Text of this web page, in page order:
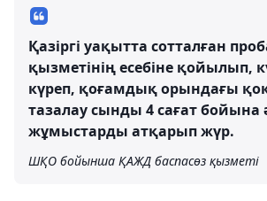
Қазіргі уақытта сотталған
қызметінің есебіне қойылып,
күреп, қоғамдық орындағы
тазалау сынды 4 сағат бойына
жұмыстарды атқарып жүр.
ШҚО бойынша ҚАЖД баспасөз қызметі